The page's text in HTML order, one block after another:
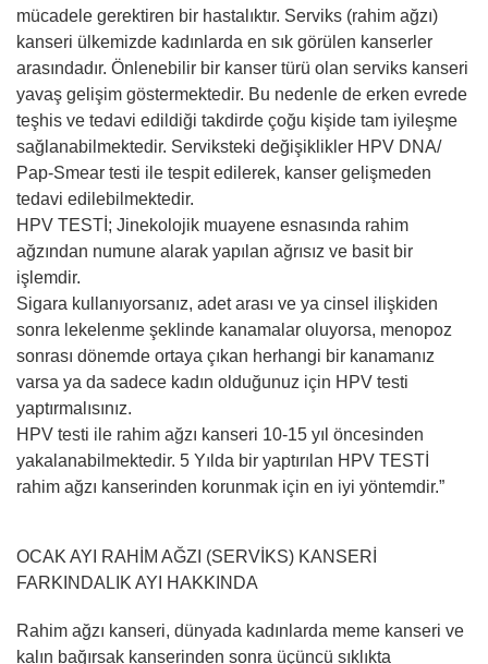
mücadele gerektiren bir hastalıktır. Serviks (rahim ağzı)
kanseri ülkemizde kadınlarda en sık görülen kanserler
arasındadır. Önlenebilir bir kanser türü olan serviks kanseri
yavaş gelişim göstermektedir. Bu nedenle de erken evrede
teşhis ve tedavi edildiği takdirde çoğu kişide tam iyileşme
sağlanabilmektedir. Serviksteki değişiklikler HPV DNA/
Pap-Smear testi ile tespit edilerek, kanser gelişmeden
tedavi edilebilmektedir.
HPV TESTİ; Jinekolojik muayene esnasında rahim
ağzından numune alarak yapılan ağrısız ve basit bir
işlemdir.
Sigara kullanıyorsanız, adet arası ve ya cinsel ilişkiden
sonra lekelenme şeklinde kanamalar oluyorsa, menopoz
sonrası dönemde ortaya çıkan herhangi bir kanamanız
varsa ya da sadece kadın olduğunuz için HPV testi
yaptırmalısınız.
HPV testi ile rahim ağzı kanseri 10-15 yıl öncesinden
yakalanabilmektedir. 5 Yılda bir yaptırılan HPV TESTİ
rahim ağzı kanserinden korunmak için en iyi yöntemdir.”
OCAK AYI RAHİM AĞZI (SERVİKS) KANSERİ
FARKINDALIK AYI HAKKINDA
Rahim ağzı kanseri, dünyada kadınlarda meme kanseri ve
kalın bağırsak kanserinden sonra üçüncü sıklıkta